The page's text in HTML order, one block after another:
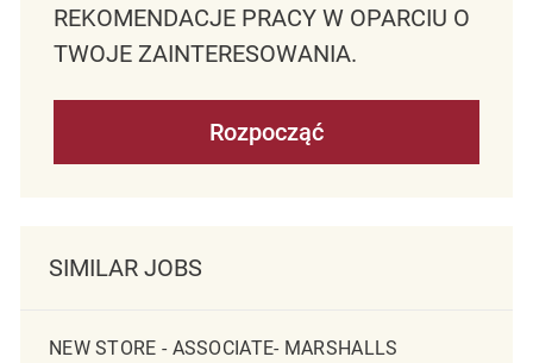
REKOMENDACJE PRACY W OPARCIU O
TWOJE ZAINTERESOWANIA.
Rozpocząć
SIMILAR JOBS
NEW STORE - ASSOCIATE- MARSHALLS